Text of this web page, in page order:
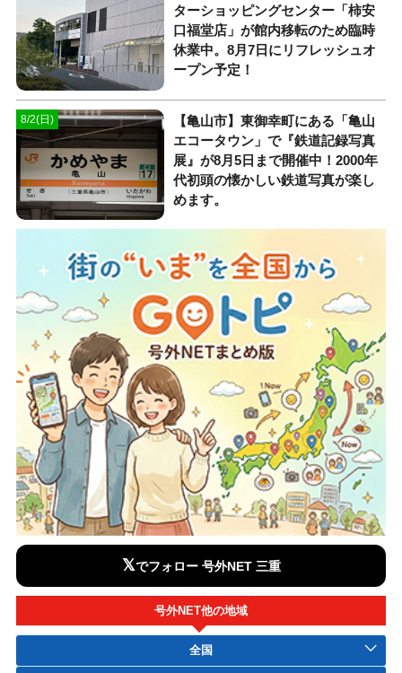
ターショッピングセンター「柿安
口福堂店」が館内移転のため臨時
休業中。8月7日にリフレッシュオ
ープン予定！
8/2(日)
【亀山市】東御幸町にある「亀山
エコータウン」で『鉄道記録写真
展』が8月5日まで開催中！2000年
代初頭の懐かしい鉄道写真が楽し
めます。
𝕏でフォロー 号外NET 三重
号外NET他の地域
全国